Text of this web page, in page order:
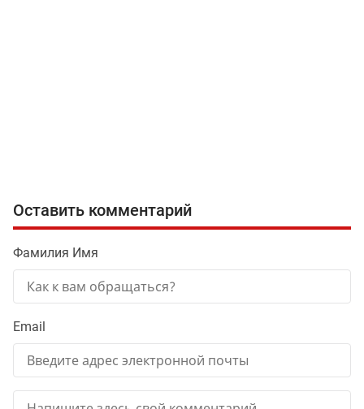
Оставить комментарий
Фамилия Имя
Email